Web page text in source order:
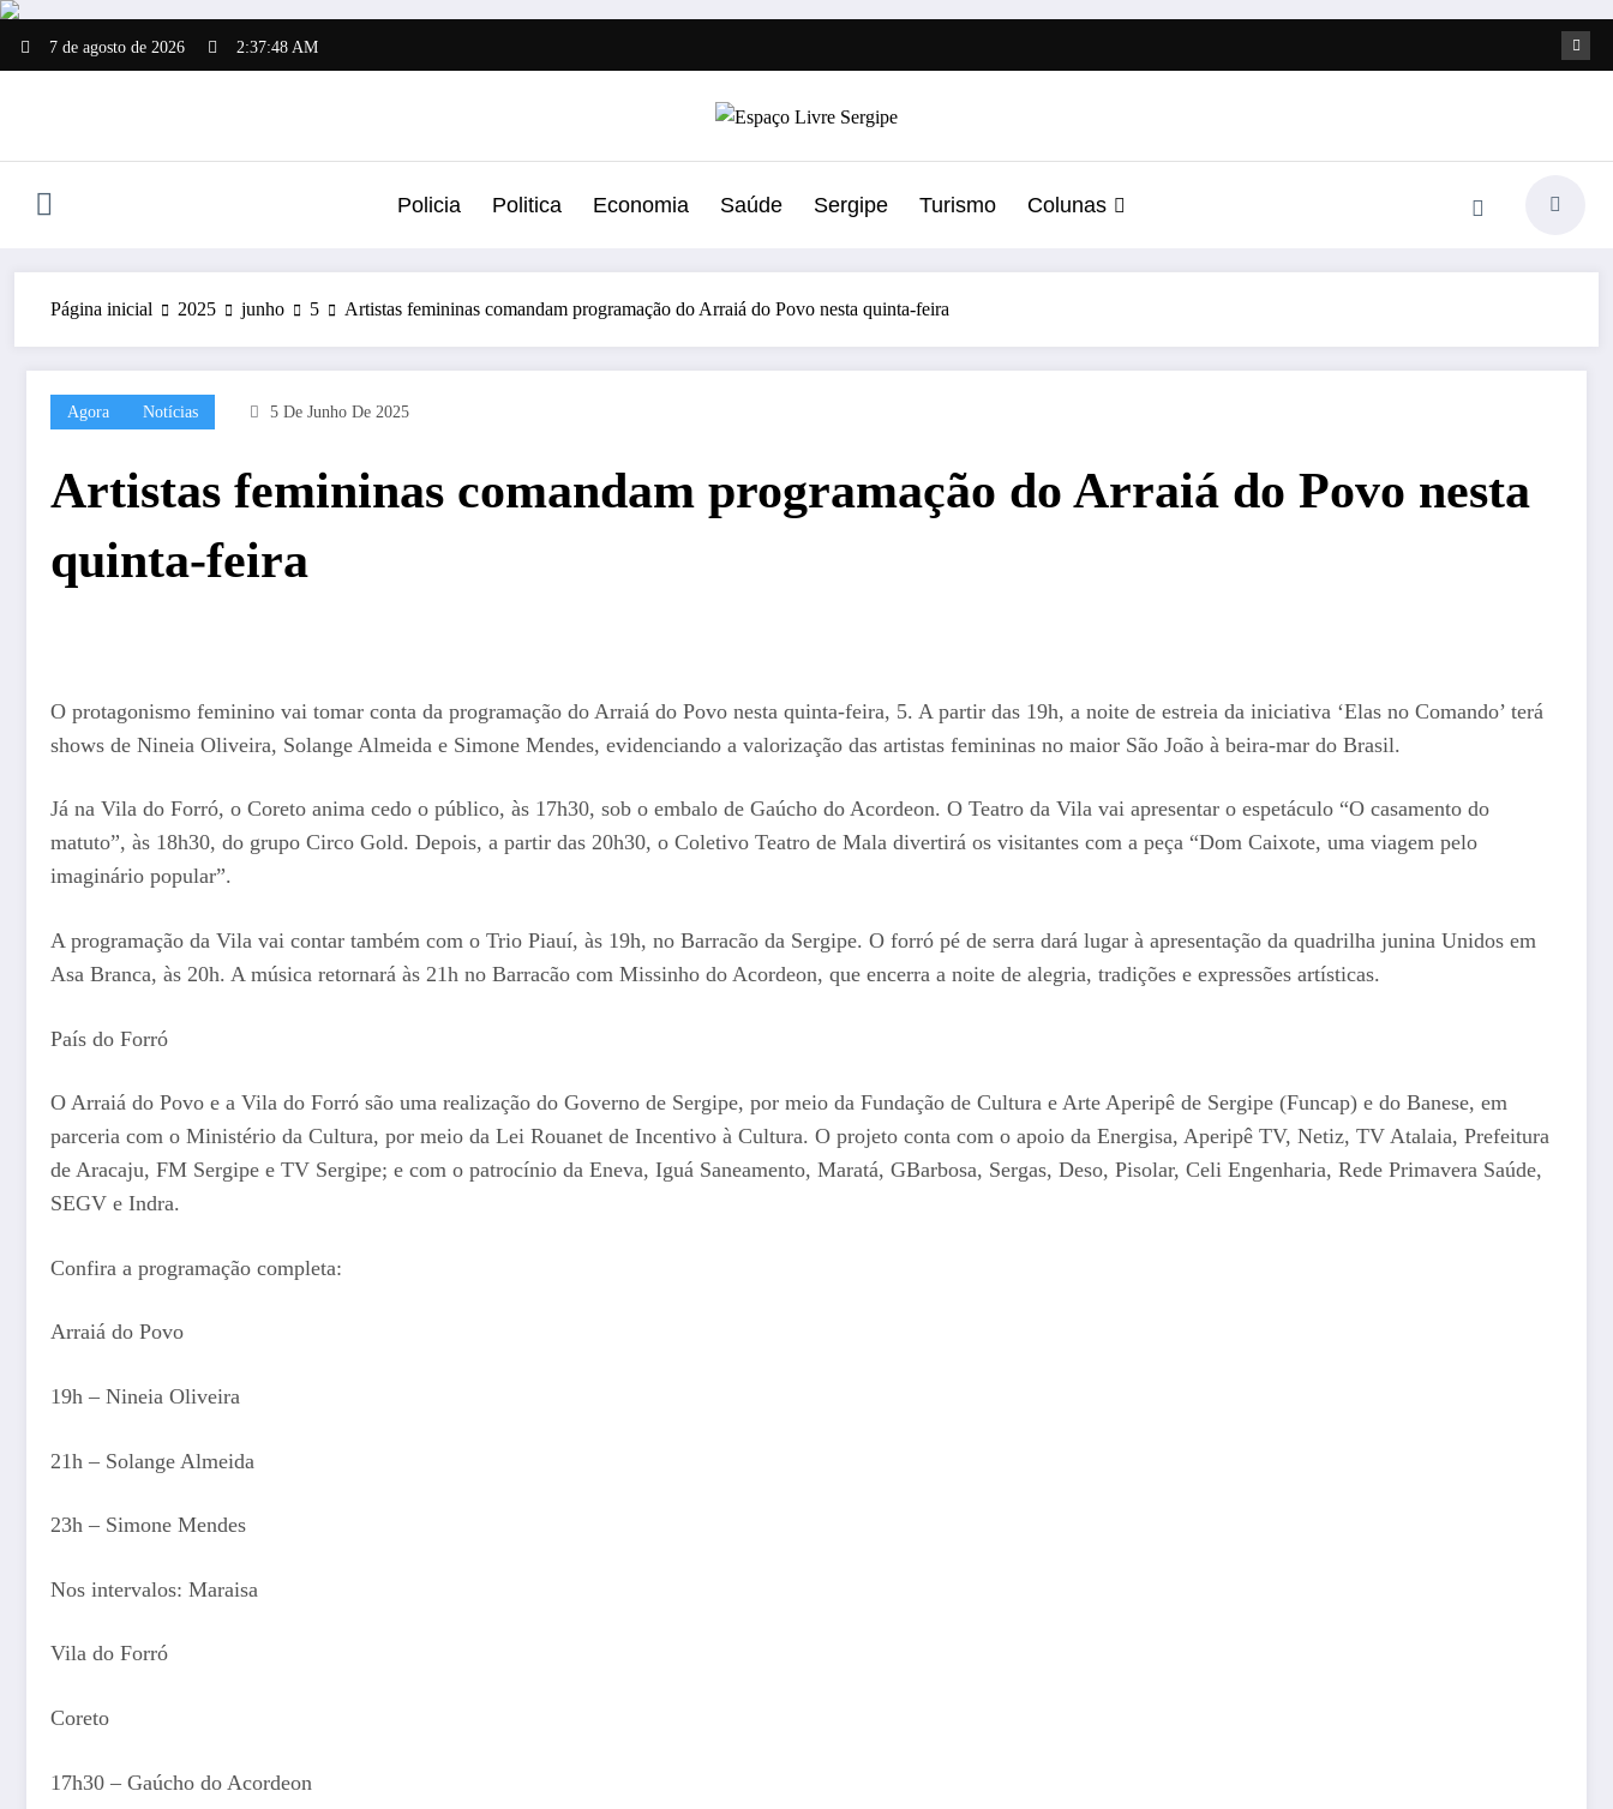
Pular
para
o
7 de agosto de 2026 2:37:49 AM
Policia Politica Economia Saúde Sergipe Turismo Colunas
Página inicial 2025 junho 5 Artistas femininas comandam programação do Arraiá do Povo nesta quinta-feira
Agora Notícias 5 De Junho De 2025
Artistas femininas comandam programação do Arraiá do Povo nesta
quinta-feira
O protagonismo feminino vai tomar conta da programação do Arraiá do Povo nesta quinta-feira, 5. A partir das 19h, a noite de estreia da iniciativa ‘Elas no Comando’ terá
shows de Nineia Oliveira, Solange Almeida e Simone Mendes, evidenciando a valorização das artistas femininas no maior São João à beira-mar do Brasil.
Já na Vila do Forró, o Coreto anima cedo o público, às 17h30, sob o embalo de Gaúcho do Acordeon. O Teatro da Vila vai apresentar o espetáculo “O casamento do
matuto”, às 18h30, do grupo Circo Gold. Depois, a partir das 20h30, o Coletivo Teatro de Mala divertirá os visitantes com a peça “Dom Caixote, uma viagem pelo
imaginário popular”.
A programação da Vila vai contar também com o Trio Piauí, às 19h, no Barracão da Sergipe. O forró pé de serra dará lugar à apresentação da quadrilha junina Unidos em
Asa Branca, às 20h. A música retornará às 21h no Barracão com Missinho do Acordeon, que encerra a noite de alegria, tradições e expressões artísticas.
País do Forró
O Arraiá do Povo e a Vila do Forró são uma realização do Governo de Sergipe, por meio da Fundação de Cultura e Arte Aperipê de Sergipe (Funcap) e do Banese, em
parceria com o Ministério da Cultura, por meio da Lei Rouanet de Incentivo à Cultura. O projeto conta com o apoio da Energisa, Aperipê TV, Netiz, TV Atalaia, Prefeitura
de Aracaju, FM Sergipe e TV Sergipe; e com o patrocínio da Eneva, Iguá Saneamento, Maratá, GBarbosa, Sergas, Deso, Pisolar, Celi Engenharia, Rede Primavera Saúde,
SEGV e Indra.
Confira a programação completa:
Arraiá do Povo
19h – Nineia Oliveira
21h – Solange Almeida
23h – Simone Mendes
Nos intervalos: Maraisa
Vila do Forró
Coreto
17h30 – Gaúcho do Acordeon